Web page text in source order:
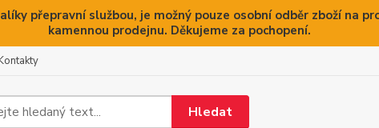
přepravní službou, je možný pouze osobní odběr zboží na
kamennou prodejnu. Děkujeme za pochopení.
Hledat